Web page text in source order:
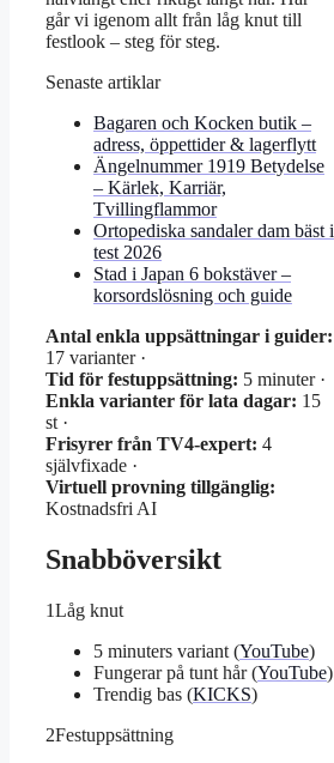
går vi igenom allt från låg knut till
festlook – steg för steg.
Senaste artiklar
Bagaren och Kocken butik –
adress, öppettider & lagerflytt
Ängelnummer 1919 Betydelse
– Kärlek, Karriär,
Tvillingflammor
Ortopediska sandaler dam bäst i
test 2026
Stad i Japan 6 bokstäver –
korsordslösning och guide
Antal enkla uppsättningar i guider:
17 varianter ·
Tid för festuppsättning: 5 minuter ·
Enkla varianter för lata dagar: 15
st ·
Frisyrer från TV4-expert: 4
självfixade ·
Virtuell provning tillgänglig:
Kostnadsfri AI
Snabböversikt
1Låg knut
5 minuters variant (YouTube)
Fungerar på tunt hår (YouTube)
Trendig bas (KICKS)
2Festuppsättning